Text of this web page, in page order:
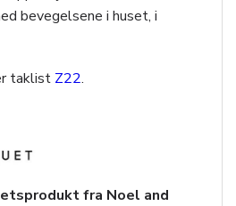
bevegelsene i huset, i
taklist Z22.
fra Noel and